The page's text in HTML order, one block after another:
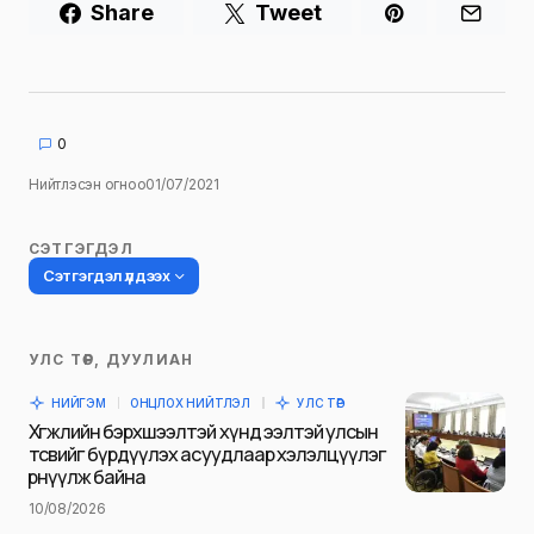
Share Tweet
0
Нийтлэсэн огноо01/07/2021
СЭТГЭГДЭЛ
Сэтгэгдэл үлдээх
Таны имэйл хаягийг нийтлэхгүй.
тэмдэглэсэн
УЛС ТӨР, ДУУЛИАН
НИЙГЭМ ОНЦЛОХ НИЙТЛЭЛ УЛС ТӨР
Хөгжлийн бэрхшээлтэй хүнд ээлтэй улсын
төсвийг бүрдүүлэх асуудлаар хэлэлцүүлэг
өрнүүлж байна
10/08/2026